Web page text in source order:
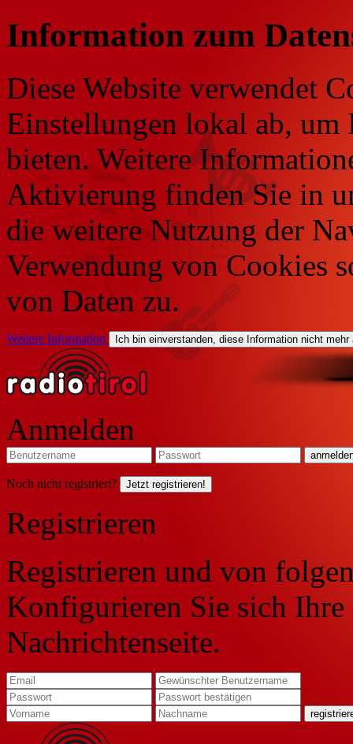
Information zum
Diese Website verwendet
Einstellungen lokal ab, um
bieten. Weitere
Aktivierung finden Sie in
die weitere Nutzung der
Verwendung von Cookies
von Daten zu.
Weitere Information Ich bin einverstanden, diese Information nicht mehr
Anmelden
Noch nicht registriert? Jetzt registrieren!
Registrieren
Registrieren und von
Konfigurieren Sie sich
Nachrichtenseite.